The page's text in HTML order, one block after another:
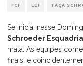
FCF LEF TAÇA
Se inicia, nesse
Schroeder
mata. As equipes
finais, e